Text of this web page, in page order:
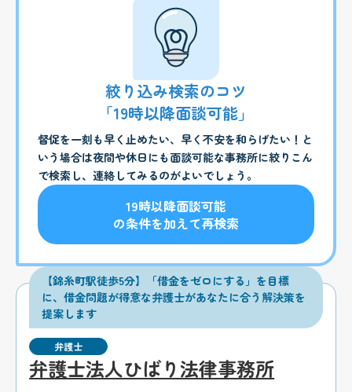
絞り込み検索のコツ
「19時以降面談可能」
督促を一刻も早く止めたい、早く不安を和らげたい！と
いう場合は夜間や休日にも面談可能な事務所に絞りこん
で検索し、連絡してみるのがよいでしょう。
19時以降面談可能
の条件を加えて再検索
【錦糸町駅徒歩5分】「借金をゼロにする」を目標
に、借金問題が得意な弁護士があなたに合う解決策を
提案します
弁護士
弁護士法人ひばり法律事務所